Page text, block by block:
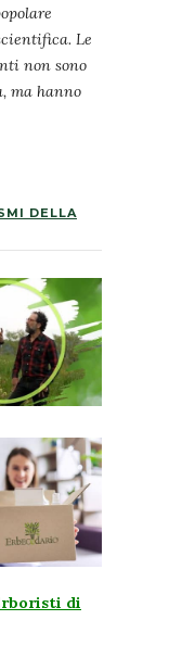
Le
non sono
ma hanno
DELLA
di